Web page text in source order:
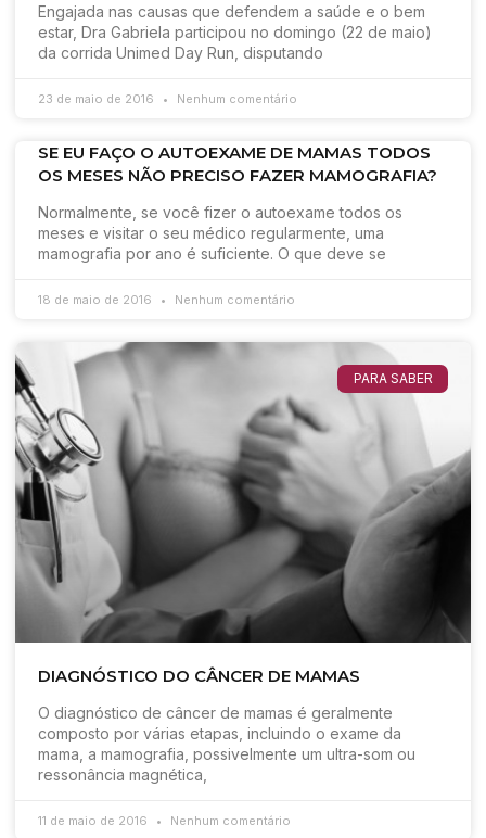
Engajada nas causas que defendem a saúde e o bem
estar, Dra Gabriela participou no domingo (22 de maio)
da corrida Unimed Day Run, disputando
23 de maio de 2016 Nenhum comentário
SE EU FAÇO O AUTOEXAME DE MAMAS TODOS
OS MESES NÃO PRECISO FAZER MAMOGRAFIA?
Normalmente, se você fizer o autoexame todos os
meses e visitar o seu médico regularmente, uma
mamografia por ano é suficiente. O que deve se
18 de maio de 2016 Nenhum comentário
PARA SABER
DIAGNÓSTICO DO CÂNCER DE MAMAS
O diagnóstico de câncer de mamas é geralmente
composto por várias etapas, incluindo o exame da
mama, a mamografia, possivelmente um ultra-som ou
ressonância magnética,
11 de maio de 2016 Nenhum comentário